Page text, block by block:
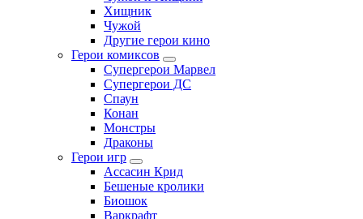
Хищник
Чужой
Другие герои кино
Герои комиксов
Супергерои Марвел
Супергерои ДС
Спаун
Конан
Монстры
Драконы
Герои игр
Ассасин Крид
Бешеные кролики
Биошок
Варкрафт